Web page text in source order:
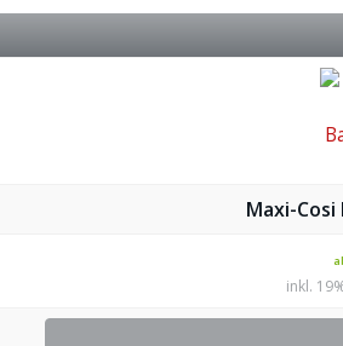
Maxi-
inkl.